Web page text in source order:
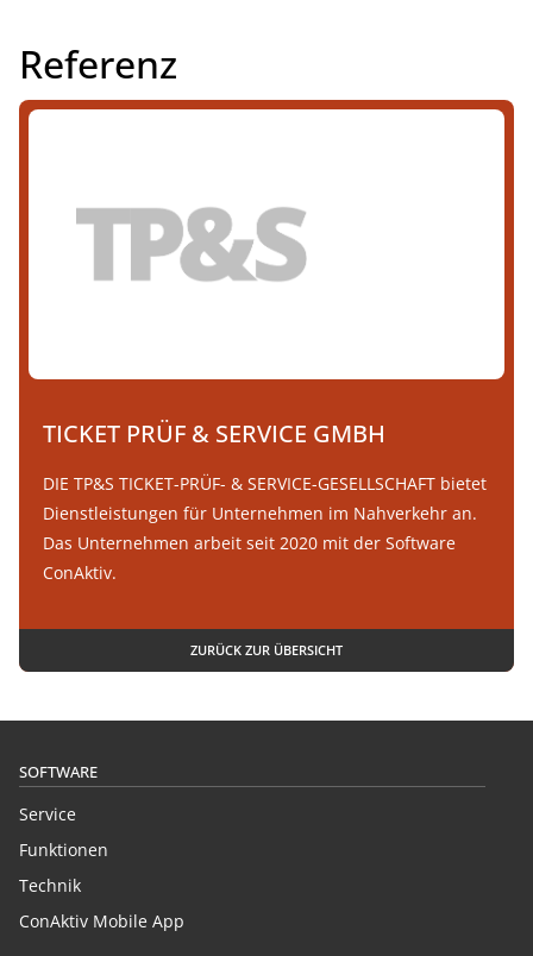
Referenz
TICKET PRÜF & SERVICE GMBH
DIE TP&S TICKET-PRÜF- & SERVICE-GESELLSCHAFT bietet
Dienstleistungen für Unternehmen im Nahverkehr an.
Das Unternehmen arbeit seit 2020 mit der Software
ConAktiv.
ZURÜCK ZUR ÜBERSICHT
SOFTWARE
Service
Funktionen
Technik
ConAktiv Mobile App